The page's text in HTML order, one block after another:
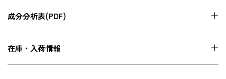
成分分析表(PDF)
在庫・入荷情報